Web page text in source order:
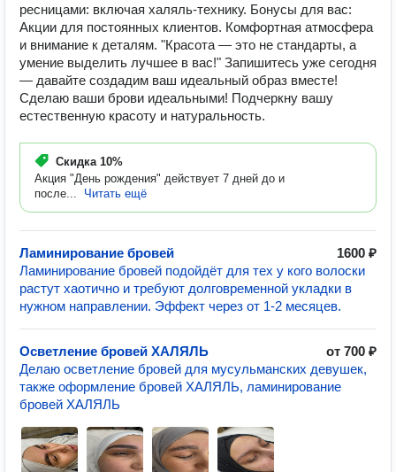
ресницами: включая халяль-технику. Бонусы для вас:
Акции для постоянных клиентов. Комфортная атмосфера
и внимание к деталям. "Красота — это не стандарты, а
умение выделить лучшее в вас!" Запишитесь уже сегодня
— давайте создадим ваш идеальный образ вместе!
Сделаю ваши брови идеальными! Подчеркну вашу
естественную красоту и натуральность.
Скидка 10%
Акция "День рождения" действует 7 дней до и
после...
Читать ещё
Ламинирование бровей
1600 ₽
Ламинирование бровей подойдёт для тех у кого волоски
растут хаотично и требуют долговременной укладки в
нужном направлении. Эффект через от 1-2 месяцев.
Осветление бровей ХАЛЯЛЬ
от 700 ₽
Делаю осветление бровей для мусульманских девушек,
также оформление бровей ХАЛЯЛЬ, ламинирование
бровей ХАЛЯЛЬ